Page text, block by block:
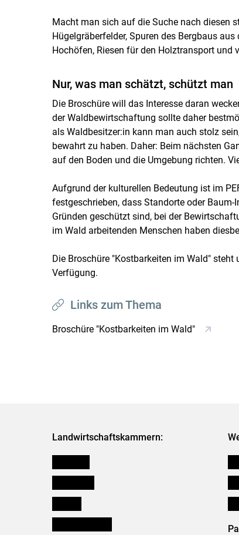
Macht man sich auf die Suche nach diesen
Hügelgräberfelder, Spuren des Bergbaus
Hochöfen, Riesen für den Holztransport und
Nur, was man schätzt, schützt man
Die Broschüre will das Interesse daran
der Waldbewirtschaftung sollte daher
als Waldbesitzer:in kann man auch stolz
bewahrt zu haben. Daher: Beim nächsten
auf den Boden und die Umgebung richten.
Aufgrund der kulturellen Bedeutung ist im
festgeschrieben, dass Standorte oder
Gründen geschützt sind, bei der
im Wald arbeitenden Menschen haben
Die Broschüre "Kostbarkeiten im Wald" steht
Verfügung.
Links zum Thema
Broschüre "Kostbarkeiten im Wald"
Landwirtschaftskammern: